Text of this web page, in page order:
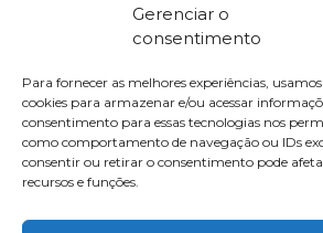
Gerenciar o
consentimento
Para fornecer as melhores experiências,
cookies para armazenar e/ou acessar
consentimento para essas tecnologias nos
como comportamento de navegação ou IDs
consentir ou retirar o consentimento pode
recursos e funções.
Brindes Promocionais
Brindes para Clientes
Brindes Executivos
Brindes Populares
Brindes © 2023 Todos Direitos Reservados.